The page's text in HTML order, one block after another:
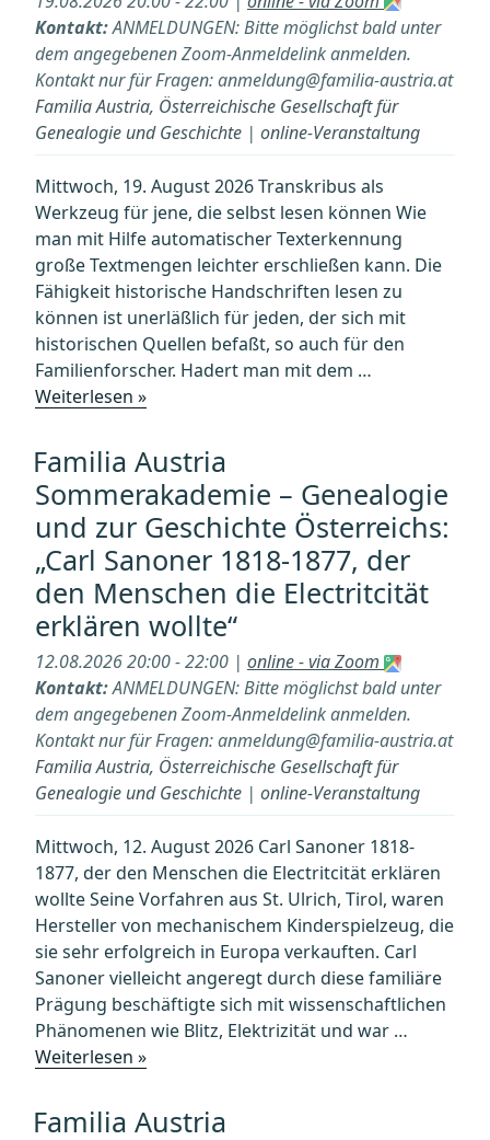
Bestände
des
Landesarchivs
Tirol““
Kontakt:ANMELDUNGEN: Bitte möglichst bald unter
dem angegebenen Zoom-Anmeldelink anmelden.
Kontakt nur für Fragen: anmeldung@familia-austria.at
Familia Austria, Österreichische Gesellschaft für
Genealogie und Geschichte | online-Veranstaltung
Mittwoch, 19. August 2026 Transkribus als
Werkzeug für jene, die selbst lesen können Wie
man mit Hilfe automatischer Texterkennung
große Textmengen leichter erschließen kann. Die
Fähigkeit historische Handschriften lesen zu
können ist unerläßlich für jeden, der sich mit
historischen Quellen befaßt, so auch für den
Familienforscher. Hadert man mit dem …
Weiterlesen »„Familia
Sommerakademie
–
Genealogie
und
zur
Geschichte
Österreichs:
„Transkribus
als
Werkzeug
für
jene,
die
selbst
lesen
können““
Familia Austria
Sommerakademie – Genealogie
und zur Geschichte Österreichs:
„Carl Sanoner 1818-1877, der
den Menschen die Electritcität
erklären wollte“
12.08.2026 20:00 - 22:00 | online - via Zoom
Kontakt:ANMELDUNGEN: Bitte möglichst bald unter
dem angegebenen Zoom-Anmeldelink anmelden.
Kontakt nur für Fragen: anmeldung@familia-austria.at
Familia Austria, Österreichische Gesellschaft für
Genealogie und Geschichte | online-Veranstaltung
Mittwoch, 12. August 2026 Carl Sanoner 1818-
1877, der den Menschen die Electritcität erklären
wollte Seine Vorfahren aus St. Ulrich, Tirol, waren
Hersteller von mechanischem Kinderspielzeug, die
sie sehr erfolgreich in Europa verkauften. Carl
Sanoner vielleicht angeregt durch diese familiäre
Prägung beschäftigte sich mit wissenschaftlichen
Phänomenen wie Blitz, Elektrizität und war …
Weiterlesen »„Familia
Sommerakademie
–
Familia Austria